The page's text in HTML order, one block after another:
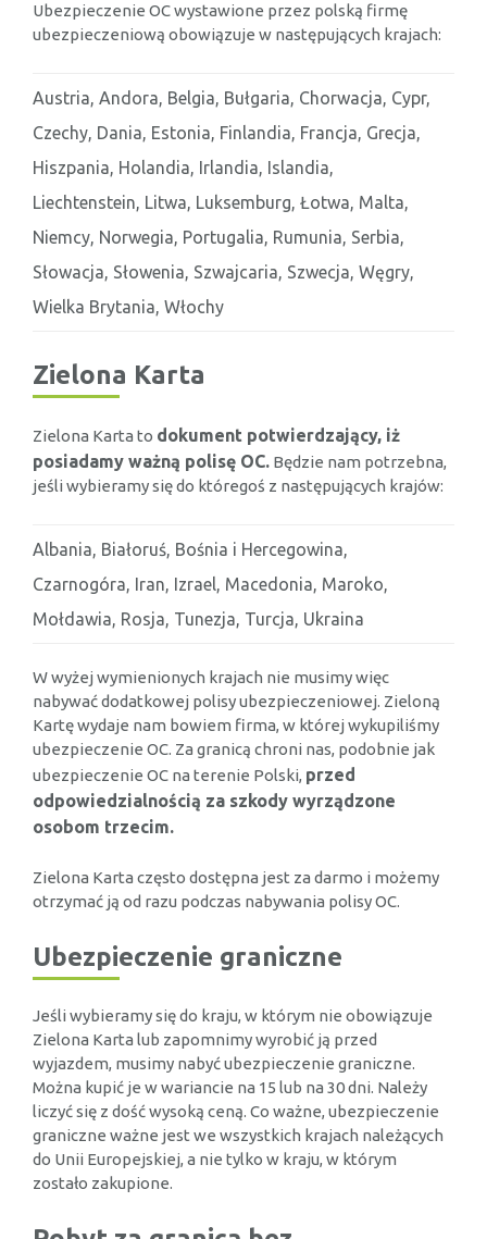
Ubezpieczenie OC wystawione przez polską firmę
ubezpieczeniową obowiązuje w następujących krajach:
Austria, Andora, Belgia, Bułgaria, Chorwacja, Cypr,
Czechy, Dania, Estonia, Finlandia, Francja, Grecja,
Hiszpania, Holandia, Irlandia, Islandia,
Liechtenstein, Litwa, Luksemburg, Łotwa, Malta,
Niemcy, Norwegia, Portugalia, Rumunia, Serbia,
Słowacja, Słowenia, Szwajcaria, Szwecja, Węgry,
Wielka Brytania, Włochy
Zielona Karta
Zielona Karta to dokument potwierdzający, iż
posiadamy ważną polisę OC. Będzie nam potrzebna,
jeśli wybieramy się do któregoś z następujących krajów:
Albania, Białoruś, Bośnia i Hercegowina,
Czarnogóra, Iran, Izrael, Macedonia, Maroko,
Mołdawia, Rosja, Tunezja, Turcja, Ukraina
W wyżej wymienionych krajach nie musimy więc
nabywać dodatkowej polisy ubezpieczeniowej. Zieloną
Kartę wydaje nam bowiem firma, w której wykupiliśmy
ubezpieczenie OC. Za granicą chroni nas, podobnie jak
ubezpieczenie OC na terenie Polski, przed
odpowiedzialnością za szkody wyrządzone
osobom trzecim.
Zielona Karta często dostępna jest za darmo i możemy
otrzymać ją od razu podczas nabywania polisy OC.
Ubezpieczenie graniczne
Jeśli wybieramy się do kraju, w którym nie obowiązuje
Zielona Karta lub zapomnimy wyrobić ją przed
wyjazdem, musimy nabyć ubezpieczenie graniczne.
Można kupić je w wariancie na 15 lub na 30 dni. Należy
liczyć się z dość wysoką ceną. Co ważne, ubezpieczenie
graniczne ważne jest we wszystkich krajach należących
do Unii Europejskiej, a nie tylko w kraju, w którym
zostało zakupione.